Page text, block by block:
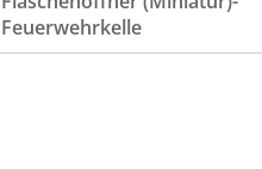
Feuerwehrkelle